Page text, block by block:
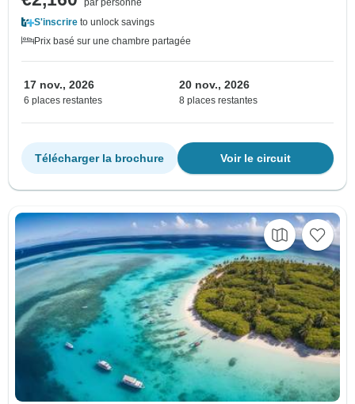
par personne
S'inscrire to unlock savings
Prix basé sur une chambre partagée
17 nov., 2026
6 places restantes
20 nov., 2026
8 places restantes
Voir le circuit
Télécharger la brochure